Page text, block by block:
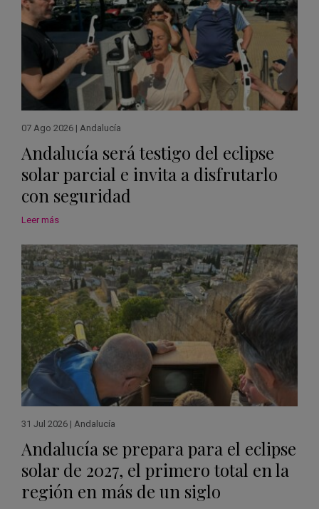
07 Ago 2026 | Andalucía
Andalucía será testigo del eclipse
solar parcial e invita a disfrutarlo
con seguridad
Leer más
31 Jul 2026 | Andalucía
Andalucía se prepara para el eclipse
solar de 2027, el primero total en la
región en más de un siglo